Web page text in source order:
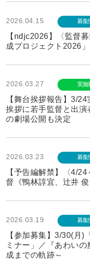
2026.04.15 募集
【ndjc2026】〈監督
成プロジェクト2026」
2026.03.27 実施
【舞台挨拶報告】3/
挨拶に若手監督と出
の劇場公開も決定
2026.03.23 募集
【予告編解禁】〈4/
督《鴨林諄宜、辻井
2026.03.19 募集
【参加募集】3/30(月)
ミナー」／『あわい
成までの軌跡～